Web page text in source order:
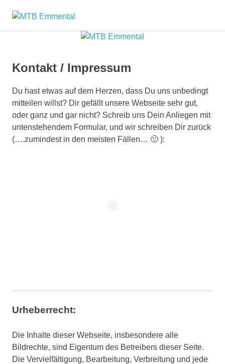
Inhalt
springen
Emmental
Kontakt / Impressum
Du hast etwas auf dem Herzen, dass Du uns unbedingt
mitteilen willst? Dir gefällt unsere Webseite sehr gut,
oder ganz und gar nicht? Schreib uns Dein Anliegen mit
untenstehendem Formular, und wir schreiben Dir zurück
(….zumindest in den meisten Fällen… 🙂 ):
Urheberrecht:
Die Inhalte dieser Webseite, insbesondere alle
Bildrechte, sind Eigentum des Betreibers dieser Seite.
Die Vervielfältigung, Bearbeitung, Verbreitung und jede